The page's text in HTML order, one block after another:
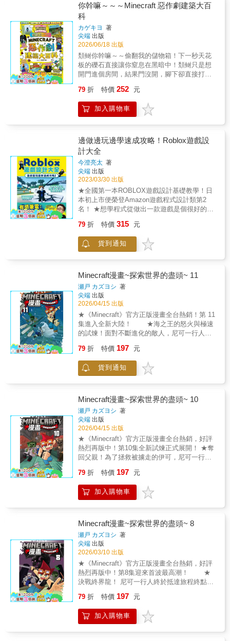
何活用環境爆冷大逆轉！ 👑 最強MINECRAFT
怪物王大圖鑑：雙打錦標賽！正式開打！ 別以
為這只是個人的單打獨鬥！這是一場引爆隊友
羈絆、顛覆戰術想像的頂尖團戰！ 主世界、地
獄到終界的48頭頂尖猛獸不再孤軍奮戰，這次
牠們兩兩結盟，組成24支夢幻強隊！在更為嚴
苛的積分循環賽制下，這群鋼鐵戰士將為了
「怪物雙打王」的至高王座，點燃最狂暴的生
存戰火！你準備好目睹這場充滿變數、從未見
過的2v2跨界大亂鬥了嗎？ 本書最精彩的靈
「互補技能」與「戰術默契」逼出全新極限！
在「一隊員倒下即判輸」、「飛得太遠直接出
局」的硬核規則下，牠們必須把天賦與陰謀玩
變成雙人對決，你預期中的結局將徹底失控！
你心目中具備怪力與風盾的「無敵神隊」旋風
使者與伏守者，真的能毫無懸念地稱霸到最後
嗎？當牠們遇上毫無殺傷力、卻能在熔岩裡泡
澡的熾足獸隊時，是否會上演讓全場傻眼的驚
天大爆冷？ 這本大圖鑑將透過生動的文字與震
撼的實機畫面，為你全方位拆解每一場神級死
鬥的勝負關鍵！ 現在就加入這場熱血沸騰的雙
強雙打傳奇的誕生！
你幹嘛～～～Minecraft 惡作劇建築大百
科
カゲキヨ 著
尖端 出版
2026/06/18 出版
頽鲥你幹嘛～～偷翻我的儲物箱！下一秒天花
板的礫石直接讓你窒息在黑暗中！頽鲥只是想
開門進個房間，結果門沒開，腳下卻直接打開
悚異變，一踏入所有人通通變成殭屍，這不是
惡作劇這是恐怖片吧！頽鲥用弩發射特製煙
火，竟然不傷一兵一卒，而是直接把朋友「送
連線新世界！想要在《Minecraft》的世界裡給
朋友來點永生難忘的驚喜（嚇）嗎？這本全台
唯一結合「紅石電路」與「作弊指令」的究極
整人兵法大百科，就是你必備的惡搞大寶典！
本書不僅全面支援 Java 版與基岩版雙版本對
應，更從零基礎的操作、多人連線設定，一路
教授到高階的指令方塊運用。不管你是想利用
純紅石機關搭建隱蔽陷阱，還是想透過強大的
指令讓整個生態域畫風突變，書中都有極為詳
盡的實機步驟拆解，讓你與好友在相愛相殺
裝置大公開！頾鴖 偽裝成門的坑洞陷阱（純紅
石陷阱篇）具體內容： 這是個外表完全看不出
任何破綻的日常房間入口。利用隱藏在門口方
準備開門時，電路會瞬间傳輸訊號至牆壁下方
的黏性活塞。活塞會在一瞬間將門底下的方塊
硬生生抽走，讓目標直接直直掉進地底深處的
熔岩池內！就算對方用最快的走路速度也逃不
過，是非常適合蓋在宅邸內的經典整人機關。
☄️ 毀滅從天而降！隕石墜落陷阱（高階指令方
塊篇）具體內容： 透過重複模式指令方塊的強
道時，系統會瞬間對其附加「crater」標籤，並
將玩家的視角完全鎖定為強制仰望天空，且完
全無法動彈。緊接著，一塊由岩漿塊組合而成
前一刻因引爆終界水晶而化為虛驚一場的碎
屑，但絕對能把朋友嚇到瘋掉。還在玩普通的
生存模式嗎？那你就太落伍啦！趕快入手本
書，把那些可愛的馬兒變成終極Boss伏守者，
或是做一把一拿起來就會招來殭屍軍團的詛咒
之劍吧！不過……在對朋友發動這些不講武德
的強制飛天機關之前，記得先確認對方的友情
堅固度，不然陷阱蓋完，你可能就要在現實生
活中面臨朋友跟你翻臉的危機囉！
79 折 特價 252 元
加入購物車
邊做邊玩邊學速成攻略！Roblox遊戲設
計大全
今澄亮太 著
尖端 出版
2023/03/30 出版
★全國第一本ROBLOX遊戲設計基礎教學！日
本初上市便榮登Amazon遊戲程式設計類第2
名！ ★想學程式從做出一款遊戲是個很好的開
酷、動作機關類遊戲，100%無師自通！ 只要
會用滑鼠會打字，就一定做得出來！ #什麼是
Roblox Roblox是一個遊戲平台，全世界有超過
以玩家做遊戲給玩家玩的模式進行。2020年因
全球疫情讓Roblox聲名大噪後，出現大量試玩
影片，原本以玩遊戲的國小生也開始對怎麼做
遊戲產生興趣。比較特殊的是，平台採取分潤
的方式讓遊戲開發者參與，所以在國外有一些
知名設計者才唸高中，就已賺到百萬美金。 #
玩Roblox可以學到什麼 在設計Roblox遊戲這方
面，Roblox不但提供基礎物件給玩家使用，同
時還能讓玩家對物件直接套用程式語言的方式
也能接觸並學習到程式設計的基本邏輯。 #本
書能幫助讀者什麼 當然一款很棒的遊戲，他的
程式是很複雜的，但再怎麼複雜，總是會從基
礎建構開始，本書要帶給讀者的就是這些非常
重要的基礎概念。 從註冊開始教起、到怎麼做
遊戲、怎樣才能將作品上傳到平台、等深入淺
出的步驟圖解教學，可以讓讀者在做遊戲的過
程中，因為得不斷地測試成果而玩遊戲，因為
會使用變數與函數而學習程式，進而達到「邊
做邊玩邊學」相互加成的功效！ 【書籍資訊】
◎適合國小中、高年級以上，會電腦基礎操作
（滑鼠、打字）的讀者 ◎教育議題分類：資訊
◎學習領域分類：科技
79 折 特價 315 元
貨到通知
Minecraft漫畫~探索世界的盡頭~ 11
瀬戸 カズヨシ 著
尖端 出版
2026/04/15 出版
★《Minecraft》官方正版漫畫全台熱銷！第 11
集進入全新大陸！ ★海之王的怒火與極速
的試煉！面對不斷進化的敵人，尼可一行人的
格，本系列結合《Minecraft》遊戲元素與動人
劇情。第 11 集中，尼可一行人跨越大海，正式
踏上阿比斯所在的西邊大陸 。在這裡，自然的
不見底的海底遺跡，到荒涼的山脈，尼可不僅
要展現其「創造力 I」的合成天賦 ，更必須尋
求新舊夥伴的協助 。然而，崩壞王阿比斯的毀
滅計畫已進入最後階段，神祕的「究極」威脅
即將誕生，世界重置的鐘聲已經敲響…… ！
【第 11 集亮點】• 守護村莊的機巧合成：面對
飢腸轆轆、擁有「暴食」模組的小豬，尼可大
展身手製作「無限農作礦車」，化解村莊的滅
絕危機 ！• 深海遺跡的悲傷誓約：穿上附有
豚與魚群的海之王，尋回失落的友情與三叉戟
！• 屬性變幻的強敵現身：旋風使者進化為「元
素大師」，能在戰鬥中瞬間切換冰、石、水、
木等屬性，迫使尼可與夥伴發動齊力一擊 ！•
雞騎士哈利的熱血歸隊：與超讚夥伴哈利再度
重逢，見證「高速之星」模組的真正實力，展
開一場前所未有的超高速騎乘合體戰 ！• 毀滅
之王的終極手段：阿比斯手中的三個模組凋零
骷髏頭顱究竟有何用途？令世界陷入絕望的重
置計畫即將揭曉 ！
79 折 特價 197 元
貨到通知
Minecraft漫畫~探索世界的盡頭~ 10
瀬戸 カズヨシ 著
尖端 出版
2026/04/15 出版
★《Minecraft》官方正版漫畫全台熱銷，好評
熱烈再版中！第10集全新試煉正式展開！ ★奪
回父親！為了拯救被擄走的伊可，尼可一行人
式熱血冒險風格，本系列結合《Minecraft》遊
戲元素與動人劇情，深受玩家與讀者喜愛 。在
第10集中，好不容易與父親伊可重逢的尼可，
謀，尼可、格雷、普拉蒂娜與涅比再次集結，
跟隨「王之羅盤」的指引踏上征途 。然而，擋
在他們面前的是實力深不可測的「王」之持有
者，其神祕莫測的力量讓尼可一行人陷入前所
未有的苦戰 。在前往救父的漫長路途中，除了
要應對接連現身的強敵，尼可也開始反思自己
是否擁有足以守護夥伴的力量 。面對實力差
距，他們踏入了充滿陷阱的試煉密室，這場無
限的戰鬥，將成為尼可蛻變的關鍵點！ 【第10
蹤詭秘的掠奪之王相繼登場，王之模組的危險
能力即將在讀者面前揭曉！ • 友情與承諾： 記
錄會說話的雪人博伊斯與好友帕德之間動人的
79 折 特價 197 元
加入購物車
Minecraft漫畫~探索世界的盡頭~ 8
瀬戸 カズヨシ 著
尖端 出版
2026/03/10 出版
★《Minecraft》官方正版漫畫全台熱銷，好評
熱烈再版中！第8集迎來首波最高潮！ ★
決戰終界龍！ 尼可一行人終於抵達旅程終點，
冒險風格，本系列結合《Minecraft》遊戲元素
與動人劇情，自上市以來深受玩家與讀者喜
愛。第8集中，尼可與夥伴們終於跨越重重阻
79 折 特價 197 元
加入購物車